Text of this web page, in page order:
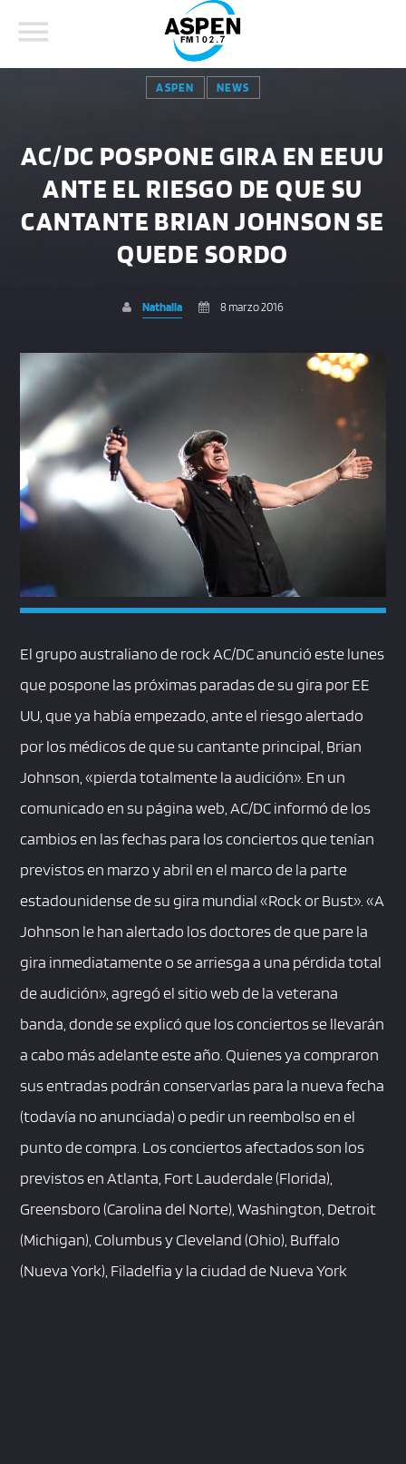
BUSCAR EN EL SITIO:
COMPARTE ESTA PÁGINA EN:
ASPEN NEWS
AC/DC POSPONE GIRA EN EEUU
ANTE EL RIESGO DE QUE SU
CANTANTE BRIAN JOHNSON SE
QUEDE SORDO
Nathalia 8 marzo 2016
El grupo australiano de rock AC/DC anunció este lunes
que pospone las próximas paradas de su gira por EE
UU, que ya había empezado, ante el riesgo alertado
por los médicos de que su cantante principal, Brian
Johnson, «pierda totalmente la audición». En un
comunicado en su página web, AC/DC informó de los
cambios en las fechas para los conciertos que tenían
previstos en marzo y abril en el marco de la parte
estadounidense de su gira mundial «Rock or Bust». «A
Johnson le han alertado los doctores de que pare la
gira inmediatamente o se arriesga a una pérdida total
de audición», agregó el sitio web de la veterana
banda, donde se explicó que los conciertos se llevarán
a cabo más adelante este año. Quienes ya compraron
sus entradas podrán conservarlas para la nueva fecha
(todavía no anunciada) o pedir un reembolso en el
punto de compra. Los conciertos afectados son los
previstos en Atlanta, Fort Lauderdale (Florida),
Greensboro (Carolina del Norte), Washington, Detroit
(Michigan), Columbus y Cleveland (Ohio), Buffalo
(Nueva York), Filadelfia y la ciudad de Nueva York